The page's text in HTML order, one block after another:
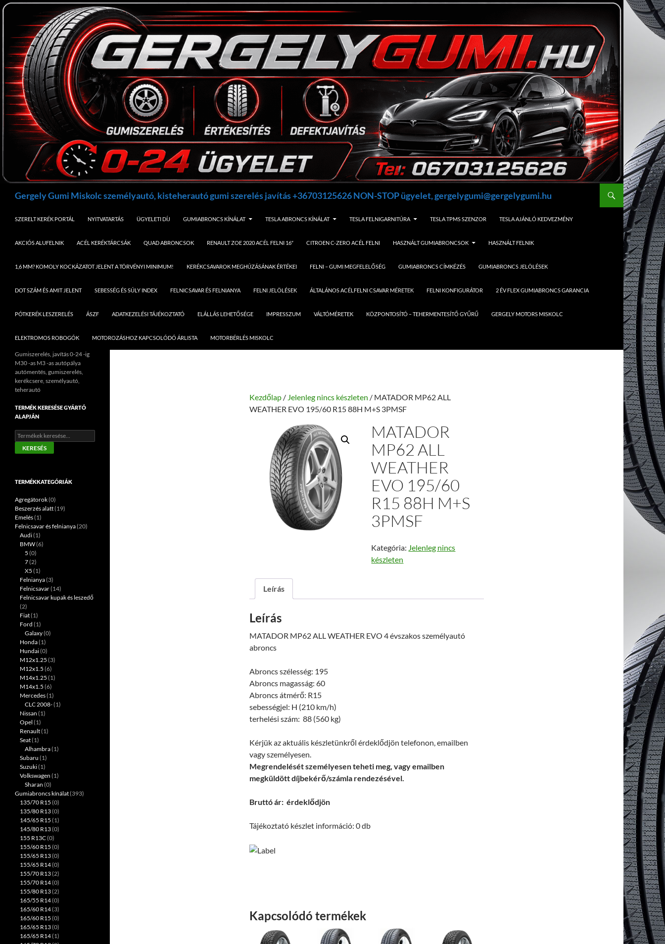
Kilépés
tartalomba
Gergely Gumi Miskolc személyautó, kisteherautó gumi szerelés javítás +36703125626 NON-STOP ügyelet, gergelygumi@gergelygumi.hu
SZERELT KERÉK PORTÁL NYITVATARTÁS ÜGYELETI DÍJ GUMIABRONCS KÍNÁLAT TESLA ABRONCS KÍNÁLAT TESLA FELNIGARNITÚRA TESLA TPMS SZENZOR TESLA AJÁNLÓ KEDVEZMÉNY
AKCIÓS ALUFELNIK ACÉL KERÉKTÁRCSÁK QUAD ABRONCSOK RENAULT ZOE 2020 ACÉL FELNI 16″ CITROEN C-ZERO ACÉL FELNI HASZNÁLT GUMIABRONCSOK HASZNÁLT FELNIK
1,6 MM? KOMOLY KOCKÁZATOT JELENT A TÖRVÉNYI MINIMUM! KERÉKCSAVAROK MEGHÚZÁSÁNAK ÉRTÉKEI FELNI – GUMI MEGFELELŐSÉG GUMIABRONCS CÍMKÉZÉS GUMIABRONCS JELÖLÉSEK
DOT SZÁM ÉS AMIT JELENT SEBESSÉG ÉS SÚLY INDEX FELNICSAVAR ÉS FELNIANYA FELNI JELÖLÉSEK ÁLTALÁNOS ACÉLFELNI CSAVAR MÉRETEK FELNI KONFIGURÁTOR 2 ÉV FLEX GUMIABRONCS GARANCIA
PÓTKERÉK LESZERELÉS ÁSZF ADATKEZELÉSI TÁJÉKOZTATÓ ELÁLLÁS LEHETŐSÉGE IMPRESSZUM VÁLTÓMÉRETEK KÖZPONTOSÍTÓ – TEHERMENTESÍTŐ GYŰRŰ GERGELY MOTORS MISKOLC
ELEKTROMOS ROBOGÓK MOTOROZÁSHOZ KAPCSOLÓDÓ ÁRLISTA MOTORBÉRLÉS MISKOLC
Kezdőlap / Jelenleg nincs készleten / MATADOR MP62 ALL
WEATHER EVO 195/60 R15 88H M+S 3PMSF
MATADOR
MP62 ALL
WEATHER
EVO 195/60
R15 88H M+S
3PMSF
Kategória: Jelenleg nincs
készleten
Leírás
Leírás
MATADOR MP62 ALL WEATHER EVO 4 évszakos személyautó
abroncs
Abroncs szélesség: 195
Abroncs magasság: 60
Abroncs átmérő: R15
sebességjel: H (210 km/h)
terhelési szám: 88 (560 kg)
Kérjük az aktuális készletünkről érdeklődjön telefonon, emailben
vagy személyesen.
Megrendelését személyesen teheti meg, vagy emailben
megküldött díjbekérő/számla rendezésével.
Bruttó ár: érdeklődjön
Tájékoztató készlet információ: 0 db
Kapcsolódó termékek
Gumiszerelés, javítás 0-24 -ig
M30 -as M3 -as autópálya
autómentés, gumiszerelés,
kerékcsere, személyautó,
teherautó
TERMÉK KERESÉSE GYÁRTÓ
ALAPJÁN
Keresés
a
következőre:
KERESÉS
TERMÉKKATEGÓRIÁK
Agregátorok(0)
Beszerzés alatt(19)
Emelés(1)
Felnicsavar és felnianya(20)
Audi(1)
BMW(6)
5 (0)
7(2)
X5 (1)
Felnianya(3)
Felnicsavar(14)
Felnicsavar kupak és leszedő
(2)
Fiat(1)
Ford (1)
Galaxy(0)
Honda(1)
Hundai(0)
M12x1.25 (3)
M12x1.5 (6)
M14x1.25 (1)
M14x1.5 (6)
Mercedes(1)
CLC 2008-(1)
Nissan (1)
Opel (1)
Renault(1)
Seat(1)
Alhambra(1)
Subaru (1)
Suzuki(1)
Volkswagen (1)
Sharan (0)
Gumiabroncs kínálat(393)
135/70 R15 (0)
135/80 R13(0)
145/65 R15 (1)
145/80 R13(0)
155 R13C(0)
155/60 R15 (0)
155/65 R13(0)
155/65 R14(0)
155/70 R13(2)
155/70 R14(0)
155/80 R13(2)
165/55 R14(0)
165/60 R14(3)
165/60 R15 (0)
165/65 R13(0)
165/65 R14(1)